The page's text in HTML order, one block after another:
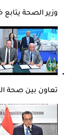
وزير الصحة يتابع
تعاون بين صحة